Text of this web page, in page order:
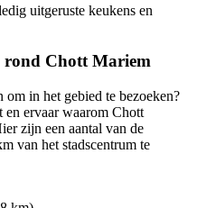
uitgeruste keukens en
rond Chott Mariem
in het gebied te bezoeken?
ervaar waarom Chott
zijn een aantal van de
van het stadscentrum te